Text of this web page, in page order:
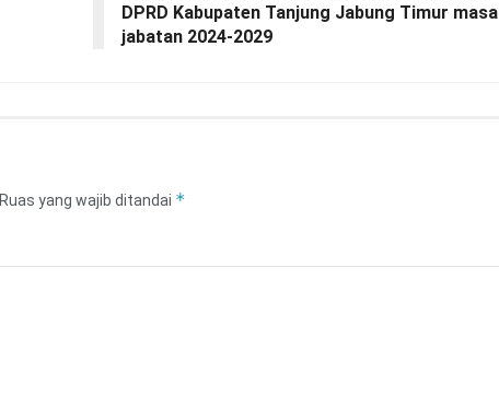
DPRD Kabupaten Tanjung Jabung Timur masa
jabatan 2024-2029
Ruas yang wajib ditandai *